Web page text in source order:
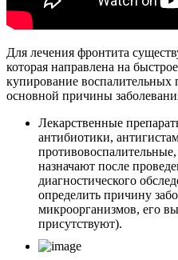
Для лечения фронтита
которая направлена на
купирование воспалительных
основной причины
Лекарственные
антибиотики,
назначают после
диагностического
определить причину
микроорганизмов, его
присутствуют).